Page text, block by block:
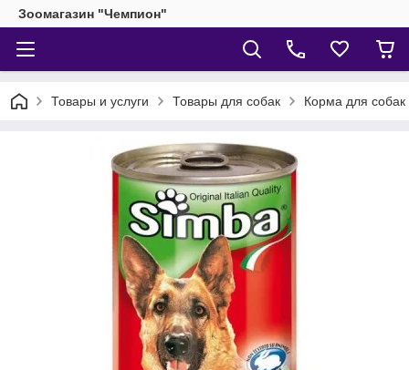
Зоомагазин "Чемпион"
Товары и услуги Товары для собак Корма для собак